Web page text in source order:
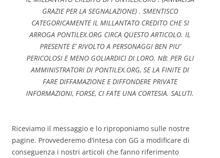
GRAZIE PER LA SEGNALAZIONE) . SMENTISCO
CATEGORICAMENTE IL MILLANTATO CREDITO CHE SI
ARROGA PONTILEX.ORG CIRCA QUESTO ARTICOLO. IL
PRESENTE E’ RIVOLTO A PERSONAGGI BEN PIU’
PERICOLOSI E MENO GOLIARDICI DI LORO. NB: PER GLI
AMMINISTRATORI DI PONTILEX.ORG, SE LA FINITE DI
FARE DIFFAMAZIONE E DIFFONDERE PRIVATE
INFORMAZIONI, FORSE, CI FATE UNA CORTESIA. SALUTI.
Riceviamo il messaggio e lo riproponiamo sulle nostre
pagine. Provvederemo d’intesa con GG a modificare di
conseguenza i nostri articoli che fanno riferimento